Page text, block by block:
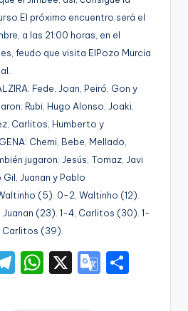
próximo encuentro será el
a las 21:00 horas, en el
feudo que visita ElPozo Murcia
Fede, Joan, Peiró, Gon y
Rubi, Hugo Alonso, Joaki,
Carlitos, Humberto y
Chemi, Bebe, Mellado,
jugaron: Jesús, Tomaz, Javi
Juanan y Pablo
(5). 0-2, Waltinho (12).
(23). 1-4, Carlitos (30). 1-
(39).
T
W X
G